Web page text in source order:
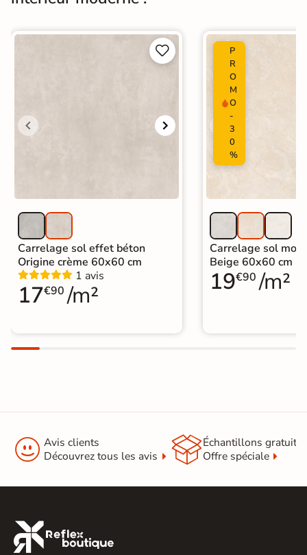
Origine Espagne
Carrelage design
|
Carrelage grand format et XXL
Carrelage Blanc
Carrelage sol cuisine
Carrelage salon moderne
Carrelage WC


Carrelage sol effet béton
Origine crème 60x60 cm
1 avis
17€90 /m²
P
R
O
M
O
-
3
0
%
Carrelage sol
Beige 60x60 cm
19€90 /m²
 Avis clients
Découvrez tous les avis
Échantillons gratuit
Offre spéciale
